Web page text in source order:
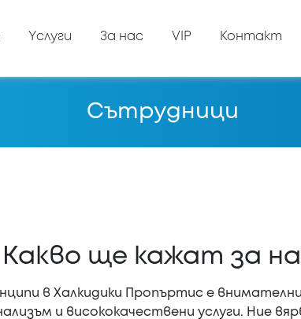
Yслуги За нас VIP Контакт
Сътрудници
Κакво ще кажат за
в Халкидики Пропъртис е
и висококачествени услуги. Ние